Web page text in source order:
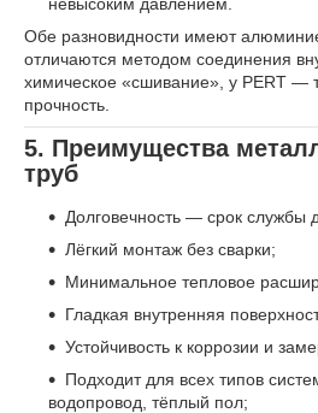
невысоким давлением.
Обе разновидности имеют
отличаются методом соединения
химическое «сшивание», у PERT —
прочность.
5. Преимущества
труб
Долговечность — срок службы
Лёгкий монтаж без сварки;
Минимальное тепловое
Гладкая внутренняя
Устойчивость к коррозии и
Подходит для всех типов
водопровод, тёплый пол;